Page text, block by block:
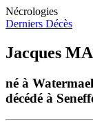
Nécrologies
Derniers Décès
Jacques
né à
décédé à